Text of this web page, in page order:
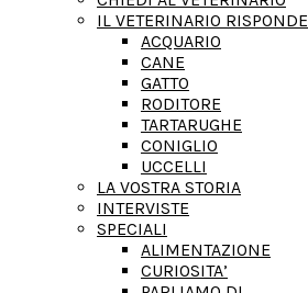
IL VETERINARIO RISPONDE
ACQUARIO
CANE
GATTO
RODITORE
TARTARUGHE
CONIGLIO
UCCELLI
LA VOSTRA STORIA
INTERVISTE
SPECIALI
ALIMENTAZIONE
CURIOSITA’